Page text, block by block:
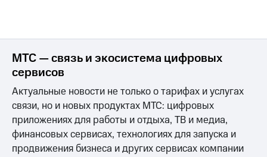
акционерам
ПАО
"МТС"
акционеров
Личный
кабинет
акционера
Акционерный
капитал
МТС — связь и экосистема цифровых
сервисов
Актуальные новости не только о тарифах и услугах
связи, но и новых продуктах МТС: цифровых
приложениях для работы и отдыха, ТВ и медиа,
финансовых сервисах, технологиях для запуска и
продвижения бизнеса и других сервисах компании